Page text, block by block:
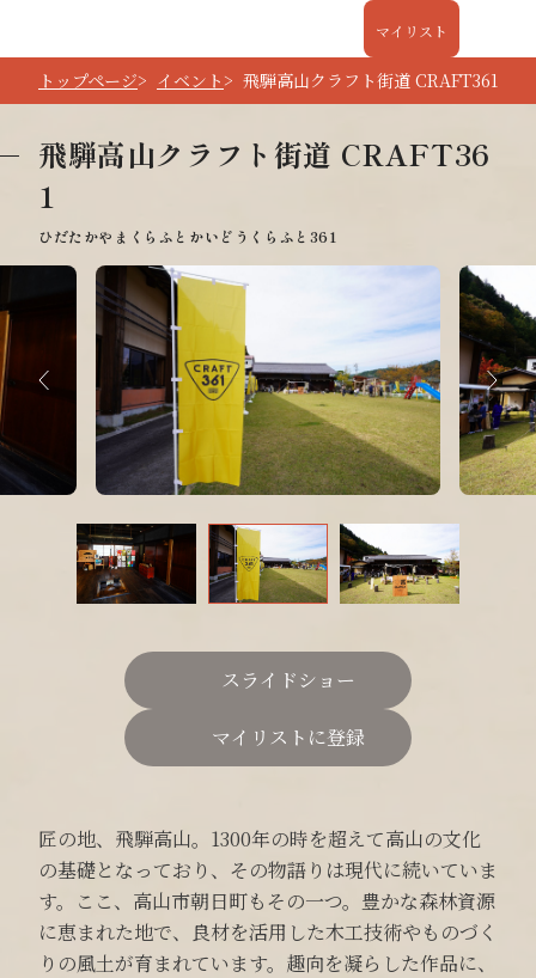
マイリスト
トップページ イベント 飛騨高山クラフト街道 CRAFT361
飛騨高山クラフト街道 CRAFT36
1
匠の地、飛騨高山。1300年の時を超えて高山の文化
の基礎となっており、その物語りは現代に続いていま
す。ここ、高山市朝日町もその一つ。豊かな森林資源
に恵まれた地で、良材を活用した木工技術やものづく
りの風土が育まれています。趣向を凝らした作品に、
スライドショー
マイリストに登録